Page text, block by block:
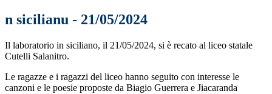
n sicilianu - 21/05/2024
Il laboratorio in siciliano, il 21/05/2024, si è recato al liceo statale
Cutelli Salanitro.
Le ragazze e i ragazzi del liceo hanno seguito con interesse le
canzoni e le poesie proposte da Biagio Guerrera e Jiacaranda